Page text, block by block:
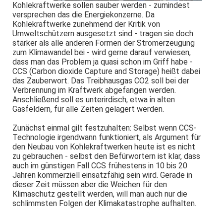
Kohlekraftwerke sollen sauber werden - zumindest
versprechen das die Energiekonzerne. Da
Kohlekraftwerke zunehmend der Kritik von
Umweltschützern ausgesetzt sind - tragen sie doch
stärker als alle anderen Formen der Stromerzeugung
zum Klimawandel bei - wird gerne darauf verwiesen,
dass man das Problem ja quasi schon im Griff habe -
CCS (Carbon dioxide Capture and Storage) heißt dabei
das Zauberwort. Das Treibhausgas CO2 soll bei der
Verbrennung im Kraftwerk abgefangen werden.
Anschließend soll es unterirdisch, etwa in alten
Gasfeldern, für alle Zeiten gelagert werden.
Zunächst einmal gilt festzuhalten: Selbst wenn CCS-
Technologie irgendwann funktioniert, als Argument für
den Neubau von Kohlekraftwerken heute ist es nicht
zu gebrauchen - selbst den Befürwortern ist klar, dass
auch im günstigen Fall CCS frühestens in 10 bis 20
Jahren kommerziell einsatzfähig sein wird. Gerade in
dieser Zeit müssen aber die Weichen für den
Klimaschutz gestellt werden, will man auch nur die
schlimmsten Folgen der Klimakatastrophe aufhalten.